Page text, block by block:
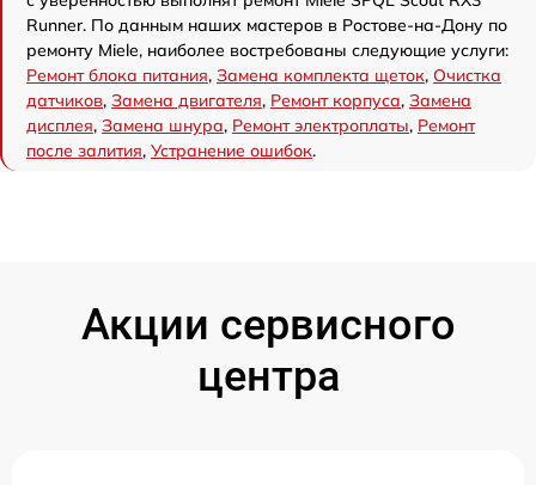
Runner. По данным наших мастеров в Ростове-на-Дону по
ремонту Miele, наиболее востребованы следующие услуги:
Ремонт блока питания, Замена комплекта щеток, Очистка
датчиков, Замена двигателя, Ремонт корпуса, Замена
дисплея, Замена шнура, Ремонт электроплаты, Ремонт
после залития, Устранение ошибок.
Акции сервисного
центра